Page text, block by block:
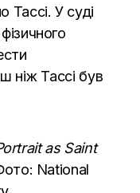
Тассі. У суді
ніж Тассі був
as Saint
National